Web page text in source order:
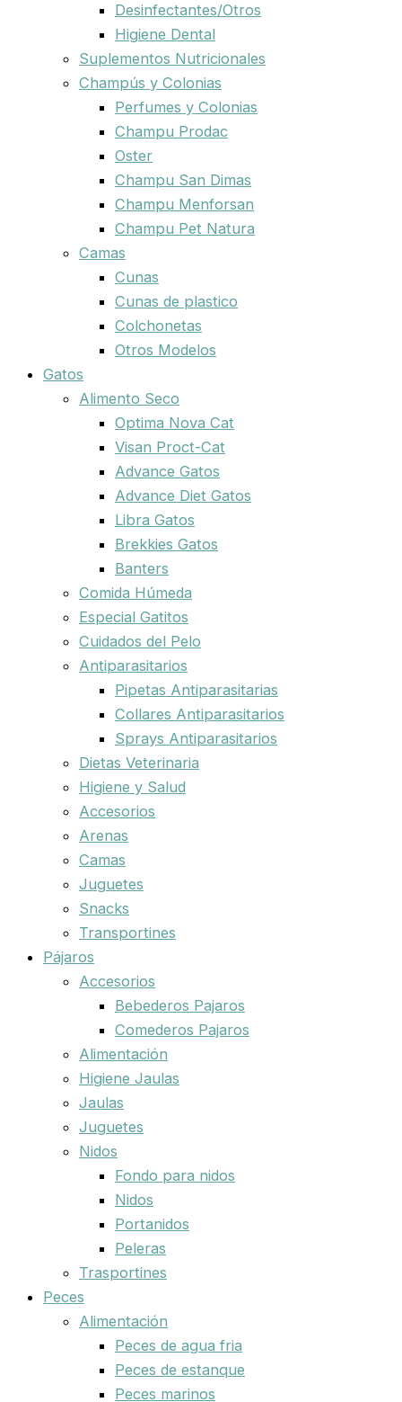
Desinfectantes/Otros
Higiene Dental
Suplementos Nutricionales
Champús y Colonias
Perfumes y Colonias
Champu Prodac
Oster
Champu San Dimas
Champu Menforsan
Champu Pet Natura
Camas
Cunas
Cunas de plastico
Colchonetas
Otros Modelos
Gatos
Alimento Seco
Optima Nova Cat
Visan Proct-Cat
Advance Gatos
Advance Diet Gatos
Libra Gatos
Brekkies Gatos
Banters
Comida Húmeda
Especial Gatitos
Cuidados del Pelo
Antiparasitarios
Pipetas Antiparasitarias
Collares Antiparasitarios
Sprays Antiparasitarios
Dietas Veterinaria
Higiene y Salud
Accesorios
Arenas
Camas
Juguetes
Snacks
Transportines
Pájaros
Accesorios
Bebederos Pajaros
Comederos Pajaros
Alimentación
Higiene Jaulas
Jaulas
Juguetes
Nidos
Fondo para nidos
Nidos
Portanidos
Peleras
Trasportines
Peces
Alimentación
Peces de agua fria
Peces de estanque
Peces marinos